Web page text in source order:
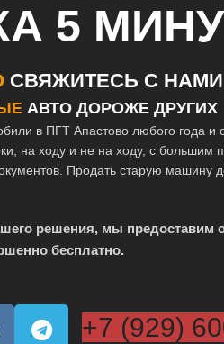
5
СВЯЖИТЕСЬ С
АВТО ДОРОЖЕ ДРУГИХ
в ПГТ Апастово любого года и
на ходу и не на ходу, с большим
Продать старую машину
решения, мы предоставим
бесплатно.
+7 (929)